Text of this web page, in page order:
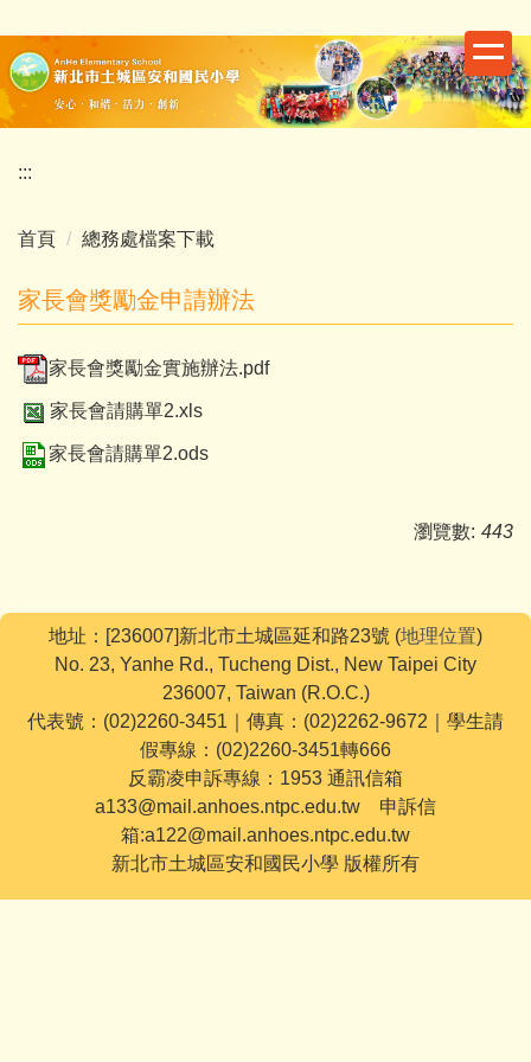
到
主
要
內
:::
首頁 總務處檔案下載
家長會獎勵金申請辦法
家長會獎勵金實施辦法.pdf
家長會請購單2.xls
家長會請購單2.ods
瀏覽數: 443
地址：[236007]新北市土城區延和路23號 (地理位置)
No. 23, Yanhe Rd., Tucheng Dist., New Taipei City
236007, Taiwan (R.O.C.)
代表號：(02)2260-3451｜傳真：(02)2262-9672｜學生請
假專線：(02)2260-3451轉666
反霸凌申訴專線：1953 通訊信箱
a133@mail.anhoes.ntpc.edu.tw 申訴信
箱:a122@mail.anhoes.ntpc.edu.tw
新北市土城區安和國民小學 版權所有